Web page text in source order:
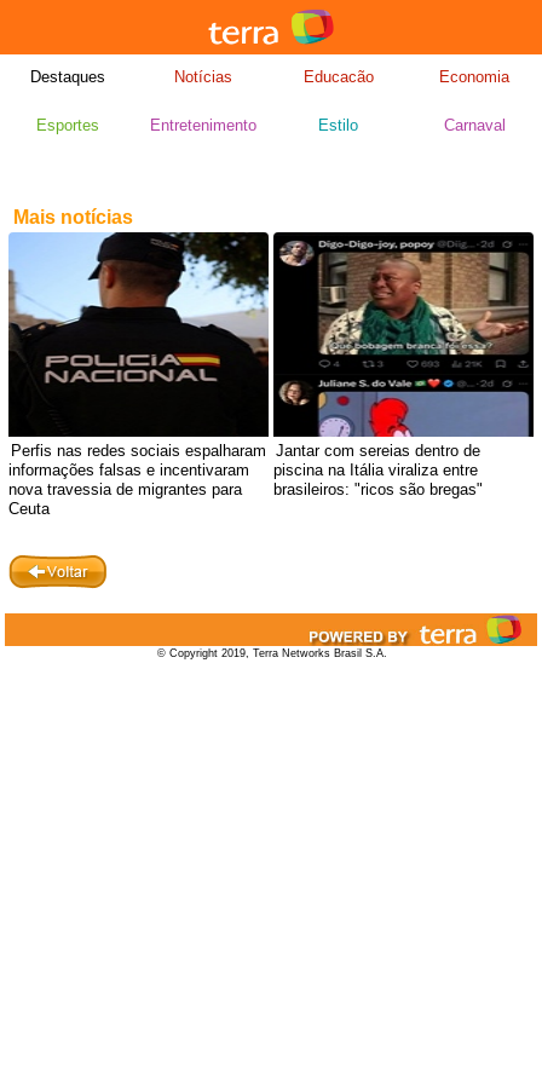
Destaques Notícias Educacão Economia
Esportes Entretenimento Estilo Carnaval
Mais notícias
Perfis nas redes sociais espalharam
informações falsas e incentivaram
nova travessia de migrantes para
Ceuta
Jantar com sereias dentro de
piscina na Itália viraliza entre
brasileiros: "ricos são bregas"
© Copyright 2019, Terra Networks Brasil S.A.